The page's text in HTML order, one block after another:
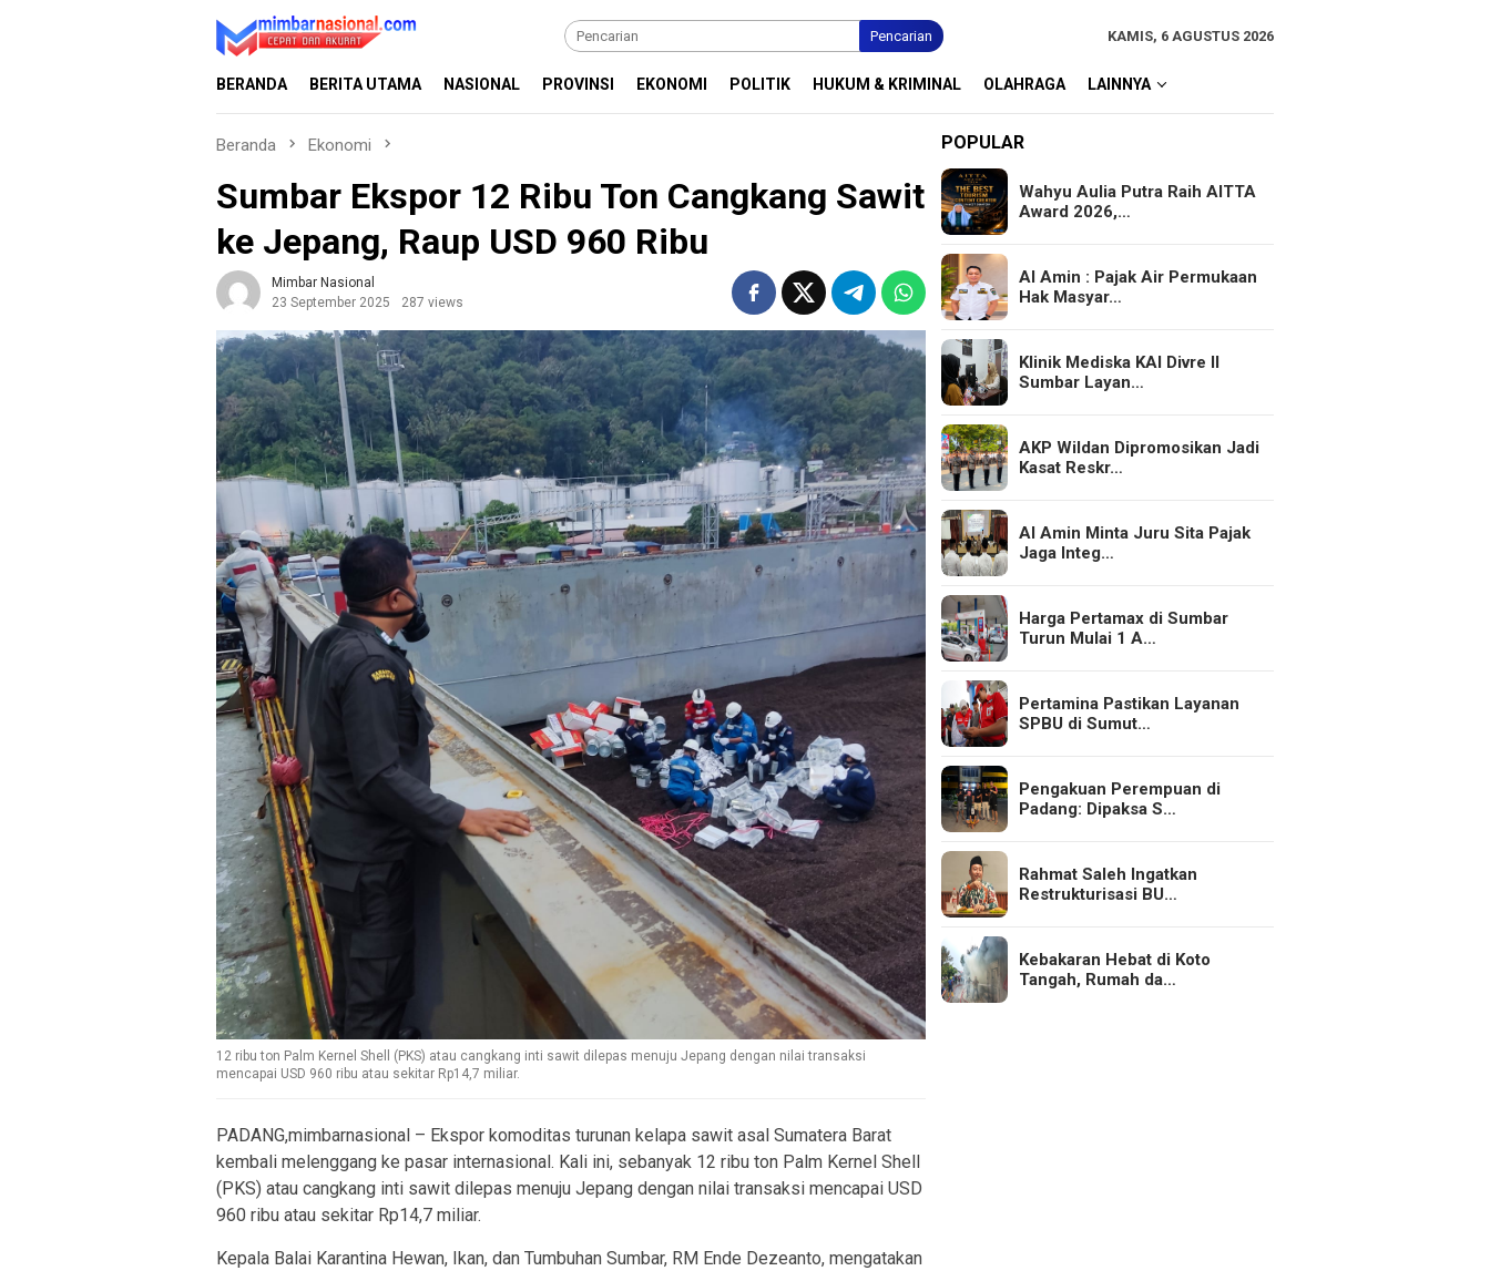
Pencarian KAMIS, 6 AGUSTUS 2026
BERANDA BERITA UTAMA NASIONAL PROVINSI EKONOMI POLITIK HUKUM & KRIMINAL OLAHRAGA LAINNYA
Beranda Ekonomi
Sumbar Ekspor 12 Ribu Ton Cangkang Sawit
ke Jepang, Raup USD 960 Ribu
Mimbar Nasional
23 September 2025
287 views
12 ribu ton Palm Kernel Shell (PKS) atau cangkang inti sawit dilepas menuju Jepang dengan nilai transaksi
mencapai USD 960 ribu atau sekitar Rp14,7 miliar.
PADANG,mimbarnasional – Ekspor komoditas turunan kelapa sawit asal Sumatera Barat
kembali melenggang ke pasar internasional. Kali ini, sebanyak 12 ribu ton Palm Kernel Shell
(PKS) atau cangkang inti sawit dilepas menuju Jepang dengan nilai transaksi mencapai USD
960 ribu atau sekitar Rp14,7 miliar.
Kepala Balai Karantina Hewan, Ikan, dan Tumbuhan Sumbar, RM Ende Dezeanto, mengatakan
POPULAR
Wahyu Aulia Putra Raih AITTA
Award 2026,…
Al Amin : Pajak Air Permukaan
Hak Masyar…
Klinik Mediska KAI Divre II
Sumbar Layan…
AKP Wildan Dipromosikan Jadi
Kasat Reskr…
Al Amin Minta Juru Sita Pajak
Jaga Integ…
Harga Pertamax di Sumbar
Turun Mulai 1 A…
Pertamina Pastikan Layanan
SPBU di Sumut…
Pengakuan Perempuan di
Padang: Dipaksa S…
Rahmat Saleh Ingatkan
Restrukturisasi BU…
Kebakaran Hebat di Koto
Tangah, Rumah da…